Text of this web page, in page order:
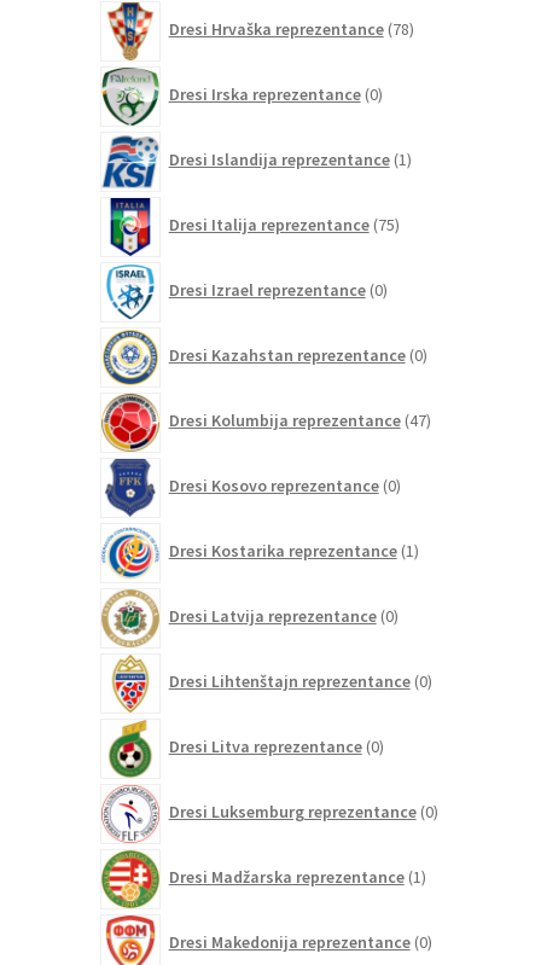
Dresi Hrvaška reprezentance 78izdelkov
Dresi Irska reprezentance 0izdelkov
Dresi Islandija reprezentance 1izdelek
Dresi Italija reprezentance 75izdelkov
Dresi Izrael reprezentance 0izdelkov
Dresi Kazahstan reprezentance 0izdelkov
Dresi Kolumbija reprezentance 47izdelkov
Dresi Kosovo reprezentance 0izdelkov
Dresi Kostarika reprezentance 1izdelek
Dresi Latvija reprezentance 0izdelkov
Dresi Lihtenštajn reprezentance 0izdelkov
Dresi Litva reprezentance 0izdelkov
Dresi Luksemburg reprezentance 0izdelkov
Dresi Madžarska reprezentance 1izdelek
Dresi Makedonija reprezentance 0izdelkov